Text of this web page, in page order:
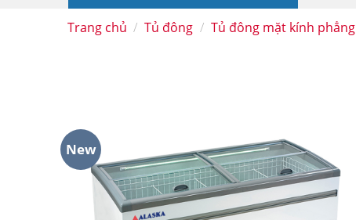
Trang chủ / Tủ đông / Tủ đông mặt kính phẳng
New